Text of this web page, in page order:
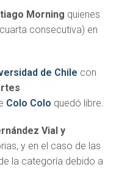
Morning quienes
consecutiva) en
de Chile con
Colo Colo quedó libre.
Vial y
y en el caso de las
la categoría debido a